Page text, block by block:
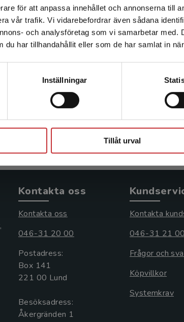
för att anpassa innehållet och annonserna till
vår trafik. Vi vidarebefordrar även sådana
och analysföretag som vi samarbetar med.
du har tillhandahållit eller som de har samlat in
Inställningar
Tillåt urval
Det verkar som att du besöker
enhet utanför Sverige. Vi erbjuder inte
Sverige. För att kunna slutföra ett köp måste
leveransadressen vara i Sverige.Läs mer
Påföljdsbestämning
Bennet, Tova m.fl.
Exkl. moms: 266 kr
Kontakta oss
Kontakta oss
046-31 20 00
Postadress:
Box 141
221 00 Lund
Besöksadress:
Åkergränden 1
Kontakta
046-31 21 00
Frågor och
Köpvillkor
Systemkrav